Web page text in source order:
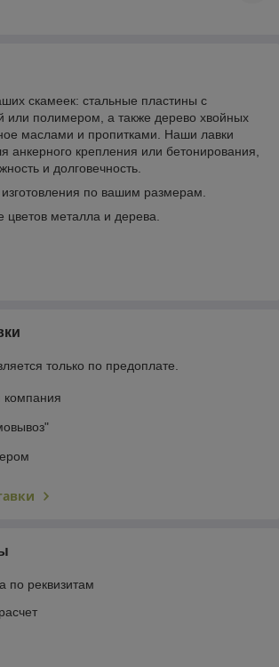
скамеек: стальные пластины с
или полимером, а также дерево хвойных
маслами и пропитками. Наши лавки
анкерного крепления или бетонирования,
и долговечность.
по вашим размерам.
цветов металла и дерева.
только по предоплате.
компания
по реквизитам